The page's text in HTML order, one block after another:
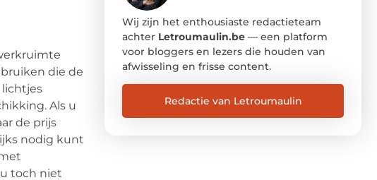
die de
lichtjes
Als u
de prijs
nodig kunt
toch niet
Wij zijn het enthousiaste redactieteam
achter Letroumaulin.be — een platform
voor bloggers en lezers die houden van
afwisseling en frisse content.
Redactie van Letroumaulin